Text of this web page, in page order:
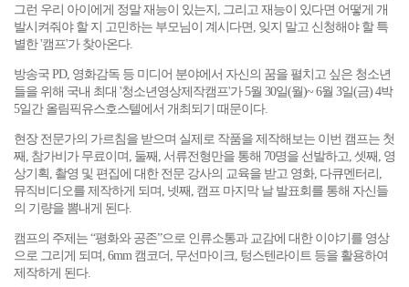
그런 우리 아이에게 정말 재능이 있는지, 그리고 재능이 있다면 어떻게 개
발시켜줘야 할 지 고민하는 부모님이 계시다면, 잊지 말고 신청해야 할 특
별한 '캠프'가 찾아온다.
방송국 PD, 영화감독 등 미디어 분야에서 자신의 꿈을 펼치고 싶은 청소년
들을 위해 국내 최대 '청소년영상제작캠프'가 5월 30일(월)~ 6월 3일(금) 4박
5일간 올림픽유스호스텔에서 개최되기 때문이다.
현장 전문가의 가르침을 받으며 실제로 작품을 제작해보는 이번 캠프는 첫
째, 참가비가 무료이며, 둘째, 서류전형만을 통해 70명을 선발하고, 셋째, 영
상기획, 촬영 및 편집에 대한 전문 강사의 교육을 받고 영화, 다큐멘터리,
뮤직비디오를 제작하게 되며, 넷째, 캠프 마지막 날 발표회를 통해 자신들
의 기량을 뽐내게 된다.
캠프의 주제는 “평화와 공존”으로 인류소통과 교감에 대한 이야기를 영상
으로 그리게 되며, 6mm 캠코더, 무선마이크, 텅스텐라이트 등을 활용하여
제작하게 된다.